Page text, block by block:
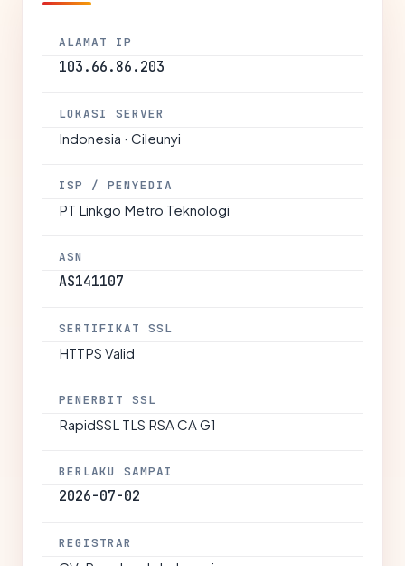
ALAMAT IP
103.66.86.203
LOKASI SERVER
Indonesia · Cileunyi
ISP / PENYEDIA
PT Linkgo Metro Teknologi
ASN
AS141107
SERTIFIKAT SSL
HTTPS Valid
PENERBIT SSL
RapidSSL TLS RSA CA G1
BERLAKU SAMPAI
2026-07-02
REGISTRAR